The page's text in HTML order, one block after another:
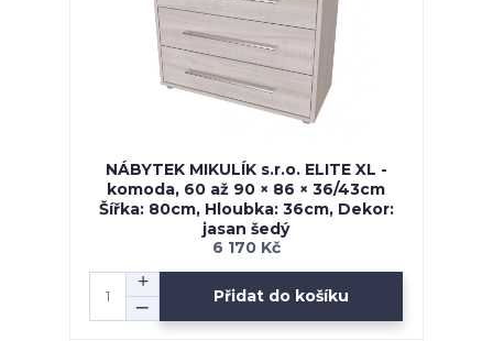
NÁBYTEK MIKULÍK s.r.o. ELITE XL -
komoda, 60 až 90 × 86 × 36/43cm
Šířka: 80cm, Hloubka: 36cm, Dekor:
jasan šedý
6 170 Kč
Přidat do košíku